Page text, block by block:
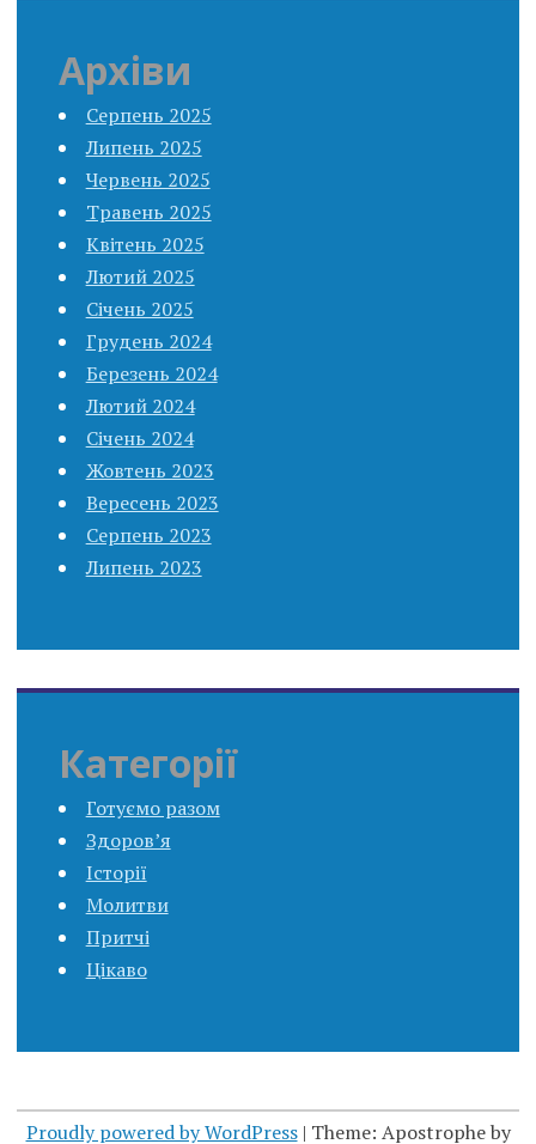
Архіви
Серпень 2025
Липень 2025
Червень 2025
Травень 2025
Квітень 2025
Лютий 2025
Січень 2025
Грудень 2024
Березень 2024
Лютий 2024
Січень 2024
Жовтень 2023
Вересень 2023
Серпень 2023
Липень 2023
Категорії
Готуємо разом
Здоров’я
Історії
Молитви
Притчі
Цікаво
Proudly powered by WordPress | Theme: Apostrophe by